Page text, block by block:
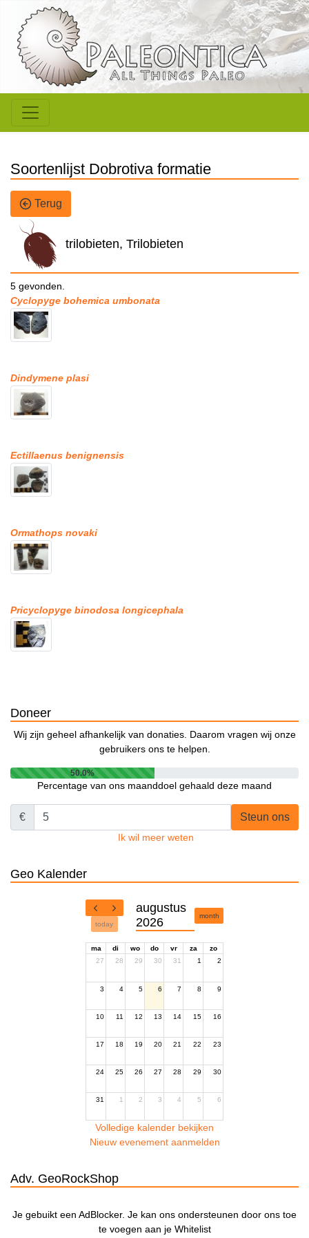
Soortenlijst Dobrotiva formatie
Terug
trilobieten, Trilobieten
5 gevonden.
Cyclopyge bohemica umbonata
Dindymene plasi
Ectillaenus benignensis
Ormathops novaki
Pricyclopyge binodosa longicephala
Doneer
Wij zijn geheel afhankelijk van donaties. Daarom vragen wij onze
gebruikers ons te helpen.
50.0%
Percentage van ons maanddoel gehaald deze maand
€ Steun ons
Ik wil meer weten
Geo Kalender
today
augustus
2026
month
ma di wo do vr za
zo
27
28 29 30 31 1 2
3 4 5 6 7 8 9
10 11 12 13 14 15 16
17 18 19 20 21 22 23
24 25 26 27 28 29 30
31 1 2 3 4 5 6
Volledige kalender bekijken
Nieuw evenement aanmelden
Adv. GeoRockShop
Je gebuikt een AdBlocker. Je kan ons ondersteunen door ons toe
te voegen aan je Whitelist